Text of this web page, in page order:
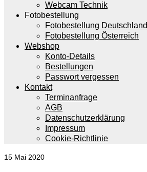
Webcam Technik
Fotobestellung
Fotobestellung Deutschland
Fotobestellung Österreich
Webshop
Konto-Details
Bestellungen
Passwort vergessen
Kontakt
Terminanfrage
AGB
Datenschutzerklärung
Impressum
Cookie-Richtlinie
15 Mai 2020